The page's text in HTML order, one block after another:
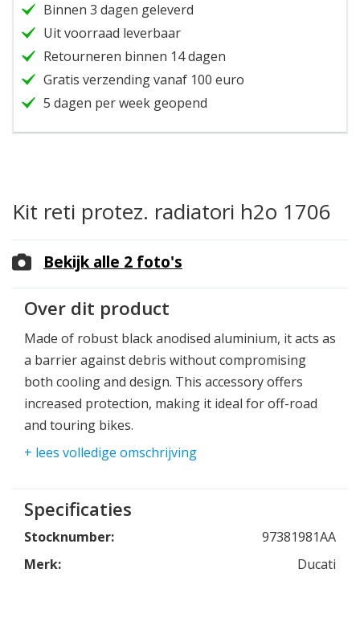
Kit reti protez. radiatori h2o 1706
Over dit product
Made of robust black anodised aluminium, it acts as
a barrier against debris without compromising
both cooling and design. This accessory offers
increased protection, making it ideal for off-road
and touring bikes.
Fits on: Multistrada V4 models
+ lees volledige omschrijving
Bekijk alle 2 foto's
Specificaties
Stocknumber:
97381981AA
Merk:
Ducati
h2o
1706
Binnen 3 dagen geleverd
Uit voorraad leverbaar
Retourneren binnen 14 dagen
Gratis verzending vanaf 100 euro
5 dagen per week geopend